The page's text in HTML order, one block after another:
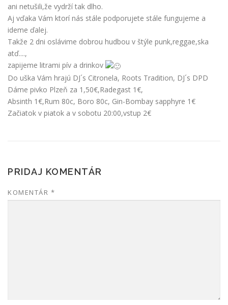
ani netušili,že vydrží tak dlho.
Aj vďaka Vám ktorí nás stále podporujete stále fungujeme a
ideme ďalej.
Takže 2 dni oslávime dobrou hudbou v štýle punk,reggae,ska
atď....,
zapijeme litrami pív a drinkov
Do uška Vám hrajú DJ´s Citronela, Roots Tradition, DJ´s DPD
Dáme pivko Plzeň za 1,50€,Radegast 1€,
Absinth 1€,Rum 80c, Boro 80c, Gin-Bombay sapphyre 1€
Začiatok v piatok a v sobotu 20:00,vstup 2€
PRIDAJ KOMENTÁR
KOMENTÁR *